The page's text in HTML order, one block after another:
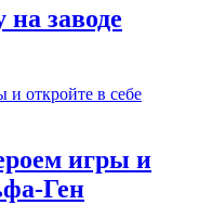
заводе
игры и
Ген